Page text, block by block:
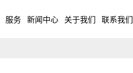
服务 新闻中心 关于我们 联系我们